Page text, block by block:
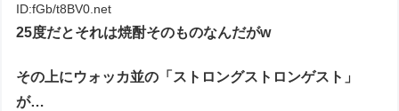
ID:fGb/t8BV0.net
25度だとそれは焼酎そのものなんだがw
その上にウォッカ並の「ストロングストロンゲスト」
が…